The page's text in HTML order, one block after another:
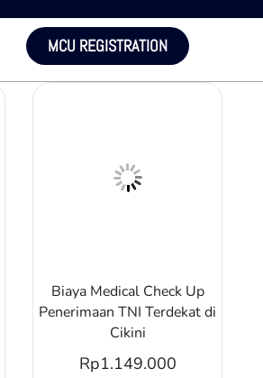
MCU REGISTRATION
Biaya Medical Check Up
Penerimaan TNI Terdekat di
Cikini
Rp1.149.000